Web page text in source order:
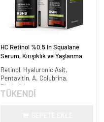
HC Retinol %0.5 In Squalane
Serum, Kırışıklık ve Yaşlanma
Retinol, Hyaluronic Asit,
Pentavitin, A. Colubrina,
Bisabolol
TÜKENDİ